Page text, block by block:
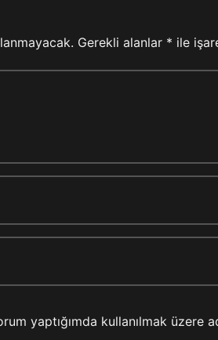
Gerekli alanlar * ile
yaptığımda kullanılmak üzere